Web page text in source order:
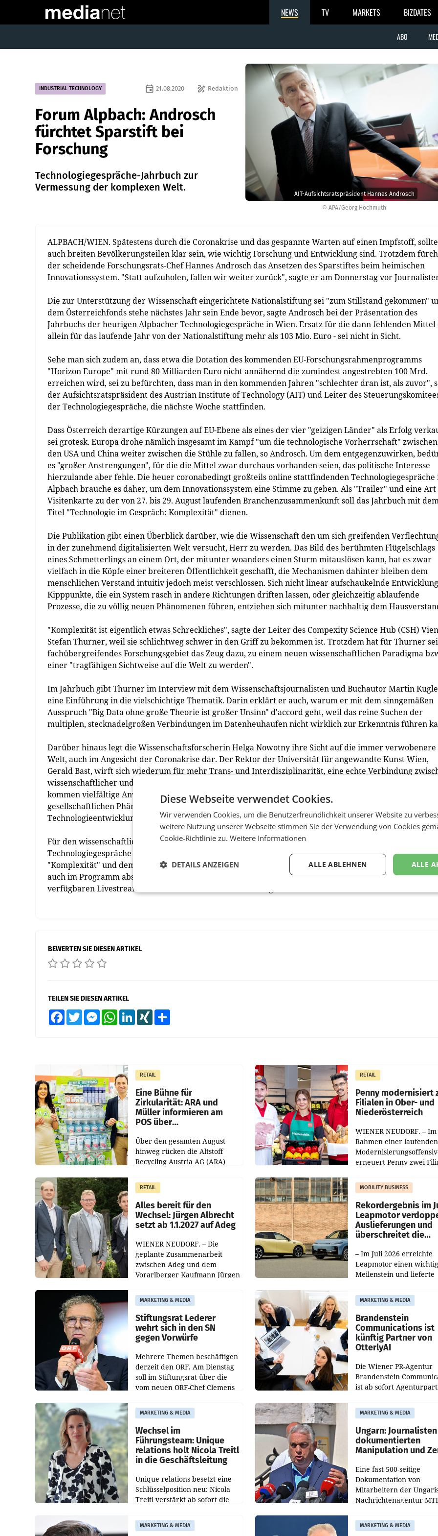
NEWS TV MARKETS BIZDATES
ABO
© APA/Georg Hochmuth
AIT-Aufsichtsratspräsident Hannes Androsch
INDUSTRIAL TECHNOLOGY draw Redaktion
event 21.08.2020
Forum Alpbach: Androsch
fürchtet Sparstift bei
Forschung
Technologiegespräche-Jahrbuch zur
Vermessung der komplexen Welt.
ALPBACH/WIEN. Spätestens durch die Coronakrise und das gespannte Warten auf einen Impfstoff, sollte
auch breiten Bevölkerungsteilen klar sein, wie wichtig Forschung und Entwicklung sind. Trotzdem
der scheidende Forschungsrats-Chef Hannes Androsch das Ansetzen des Sparstiftes beim heimischen
Innovationssystem. "Statt aufzuholen, fallen wir weiter zurück", sagte er am Donnerstag vor
Die zur Unterstützung der Wissenschaft eingerichtete Nationalstiftung sei "zum Stillstand gekommen"
dem Österreichfonds stehe nächstes Jahr sein Ende bevor, sagte Androsch bei der Präsentation des
Jahrbuchs der heurigen Alpbacher Technologiegespräche in Wien. Ersatz für die dann fehlenden Mittel
allein für das laufende Jahr von der Nationalstiftung mehr als 103 Mio. Euro - sei nicht in Sicht.
Sehe man sich zudem an, dass etwa die Dotation des kommenden EU-Forschungsrahmenprogramms
"Horizon Europe" mit rund 80 Milliarden Euro nicht annähernd die zumindest angestrebten 100 Mrd.
erreichen wird, sei zu befürchten, dass man in den kommenden Jahren "schlechter dran ist, als zuvor",
der Aufsichtsratspräsident des Austrian Institute of Technology (AIT) und Leiter des
der Technologiegespräche, die nächste Woche stattfinden.
Dass Österreich derartige Kürzungen auf EU-Ebene als eines der vier "geizigen Länder" als Erfolg
sei grotesk. Europa drohe nämlich insgesamt im Kampf "um die technologische Vorherrschaft" zwischen
den USA und China weiter zwischen die Stühle zu fallen, so Androsch. Um dem entgegenzuwirken,
es "großer Anstrengungen", für die die Mittel zwar durchaus vorhanden seien, das politische Interesse
hierzulande aber fehle. Die heuer coronabedingt großteils online stattfindenden Technologiegespräche
Alpbach brauche es daher, um dem Innovationssystem eine Stimme zu geben. Als "Trailer" und eine Art
Visitenkarte zu der von 27. bis 29. August laufenden Branchenzusammenkunft soll das Jahrbuch mit
Titel "Technologie im Gespräch: Komplexität" dienen.
Die Publikation gibt einen Überblick darüber, wie die Wissenschaft den um sich greifenden
in der zunehmend digitalisierten Welt versucht, Herr zu werden. Das Bild des berühmten Flügelschlags
eines Schmetterlings an einem Ort, der mitunter woanders einen Sturm mitauslösen kann, hat es zwar
vielfach in die Köpfe einer breiteren Öffentlichkeit geschafft, die Mechanismen dahinter bleiben dem
menschlichen Verstand intuitiv jedoch meist verschlossen. Sich nicht linear aufschaukelnde
Kipppunkte, die ein System rasch in andere Richtungen driften lassen, oder gleichzeitig ablaufende
Prozesse, die zu völlig neuen Phänomenen führen, entziehen sich mitunter nachhaltig dem
"Komplexität ist eigentlich etwas Schreckliches", sagte der Leiter des Compexity Science Hub (CSH)
Stefan Thurner, weil sie schlichtweg schwer in den Griff zu bekommen ist. Trotzdem hat für Thurner
fachübergreifendes Forschungsgebiet das Zeug dazu, zu einem neuen wissenschaftlichen Paradigma
einer "tragfähigen Sichtweise auf die Welt zu werden".
Im Jahrbuch gibt Thurner im Interview mit dem Wissenschaftsjournalisten und Buchautor Martin
eine Einführung in die vielschichtige Thematik. Darin erklärt er auch, warum er mit dem sinngemäßen
Ausspruch "Big Data ohne große Theorie ist großer Unsinn" d'accord geht, weil das reine Suchen der
multiplen, stecknadelgroßen Verbindungen im Datenheuhaufen nicht wirklich zur Erkenntnis führen
Darüber hinaus legt die Wissenschaftsforscherin Helga Nowotny ihre Sicht auf die immer verwobenere
Welt, auch im Angesicht der Coronakrise dar. Der Rektor der Universität für angewandte Kunst Wien,
Gerald Bast, wirft sich wiederum für mehr Trans- und Interdisziplinarität, eine echte Verbindung
wissenschaftlicher und künstlerischer Praxis und ein Umdenken an den Hochschulen in die Bresche.
kommen vielfältige Anwendungsbeispiele zum wissenschaftlichen Umgang mit Komplexität, die von
gesellschaftlichen Phänomenen, über die durchgängig stark präsente Corona-Pandemie bis zur
Technologieentwicklung reichen.
Für den wissenschaftlichen Geschäftsführer des federführend mit der Organisation der
Technologiegespräche betrauten AIT und Ko-Herausgeber des Buches, Wolfgang Knoll, gibt es zwischen
"Komplexität" und dem Generalthema der Gespräche "Fundamentals" große Überschneidungen. Das sei
auch im Programm absehbar, dass sich heuer aufgrund der reduzierten Teilnahmegebühr und der
verfügbaren Livestreams so einfach wie noch nie mitverfolgen lasse. (APA)
BEWERTEN SIE DIESEN ARTIKEL
TEILEN SIE DIESEN ARTIKEL
FacebookTwitter MessengerWhatsAppLinkedInXING
RETAIL
Eine Bühne für
Zirkularität: ARA und
Müller informieren am
POS über
Über den gesamten August
hinweg rücken die Altstoff
Recycling Austria AG (ARA)
Müller die Initiative „Kreislauf-
Helden“ in allen
österreichischen Müller-Filialen
RETAIL
Penny modernisiert
Filialen in Ober- und
Niederösterreich
WIENER NEUDORF. – Im
Rahmen einer laufenden
erneuert Penny zwei
Die beiden Standorte
Haag sowie im rund
RETAIL
Alles bereit für den
Wechsel: Jürgen Albrecht
setzt ab 1.1.2027 auf Adeg
WIENER NEUDORF. – Die
geplante Zusammenarbeit
zwischen Adeg und dem
Vorarlberger Kaufmann Jürgen
freigegeben: Die
Bundeswettbewerbsbehörde
und der Bundeskartellanwalt
MOBILITY BUSINESS
Rekordergebnis im
Leapmotor
Auslieferungen und
überschreitet die
– Im Juli 2026 erreichte
Leapmotor einen
Meilenstein und lieferte
aus, womit sich das
gegenüber Juli 2025
verdoppelte (+102
MARKETING & MEDIA
Stiftungsrat Lederer
wehrt sich in den SN
gegen Vorwürfe
Mehrere Themen beschäftigen
derzeit den ORF. Am Dienstag
soll im Stiftungsrat über die
vom neuen ORF-Chef Clemens
Besetzungen für die
Direktionen abgestimmt
werden.
MARKETING & MEDIA
Brandenstein
Communications ist
künftig Partner von
OtterlyAI
Die Wiener PR-Agentur
Brandenstein
ist ab sofort
Optimierungsplattform
OtterlyAI. Damit baut die
Agentur ihr
MARKETING & MEDIA
Wechsel im
Führungsteam: Unique
relations holt Nicola Treitl
in die Geschäftsleitung
Unique relations besetzt eine
Schlüsselposition neu: Nicola
Treitl verstärkt ab sofort die
PR-Agentur an der Seite von
Josef Kalina und Anna Kalina-
MARKETING & MEDIA
Ungarn: Journalisten
dokumentierten
Manipulation und
Eine fast 500-seitige
Dokumentation von
Mitarbeitern der
Nachrichtenagentur
Manipulation und
der Agentur während
MARKETING & MEDIA MARKETING & MEDIA
Diese Webseite verwendet Cookies.
Wir verwenden Cookies, um die Benutzerfreundlichkeit unserer Website zu
weitere Nutzung unserer Webseite stimmen Sie der Verwendung von Cookies
Cookie-Richtlinie zu. Weitere Informationen
ALLE
ALLE ABLEHNEN
DETAILS ANZEIGEN